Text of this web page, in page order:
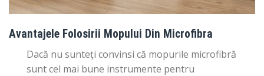
Avantajele Folosirii Mopului Din Microfibra
Dacă nu sunteți convinsi că mopurile microfibră
sunt cel mai bune instrumente pentru